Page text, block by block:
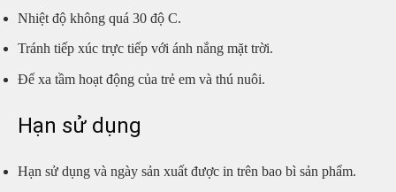
Nhiệt độ không quá 30 độ C.
Tránh tiếp xúc trực tiếp với ánh nắng mặt trời.
Để xa tầm hoạt động của trẻ em và thú nuôi.
Hạn sử dụng
Hạn sử dụng và ngày sản xuất được in trên bao bì sản phẩm.